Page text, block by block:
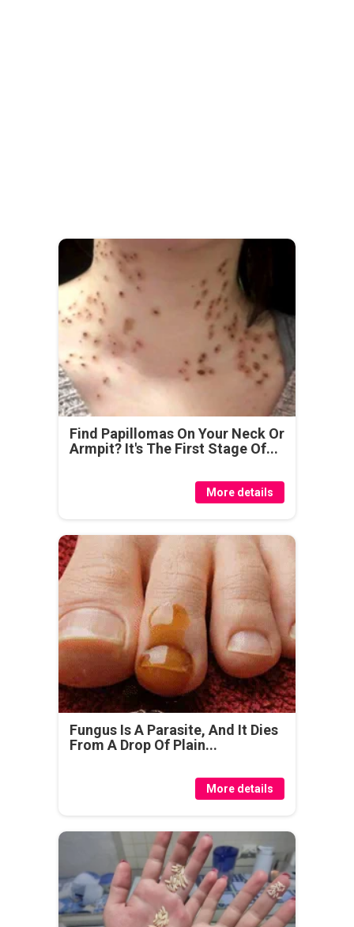
Find Papillomas On Your Neck Or
Armpit? It's The First Stage Of...
More details
Fungus Is A Parasite, And It Dies
From A Drop Of Plain...
More details